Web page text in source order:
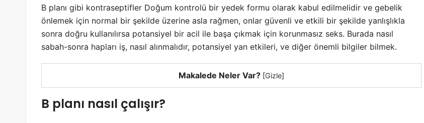
B planı gibi kontraseptifler Doğum kontrolü bir yedek formu olarak kabul edilmelidir ve gebelik
önlemek için normal bir şekilde üzerine asla rağmen, onlar güvenli ve etkili bir şekilde yanlışlıkla
sonra doğru kullanılırsa potansiyel bir acil ile başa çıkmak için korunmasız seks. Burada nasıl
sabah-sonra hapları iş, nasıl alınmalıdır, potansiyel yan etkileri, ve diğer önemli bilgiler bilmek.
Makalede Neler Var? [Gizle]
B planı nasıl çalışır?